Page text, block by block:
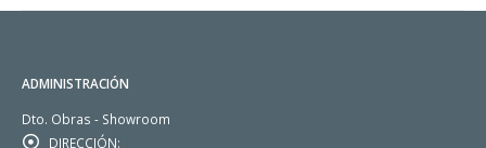
ADMINISTRACIÓN
Dto. Obras - Showroom
DIRECCIÓN: